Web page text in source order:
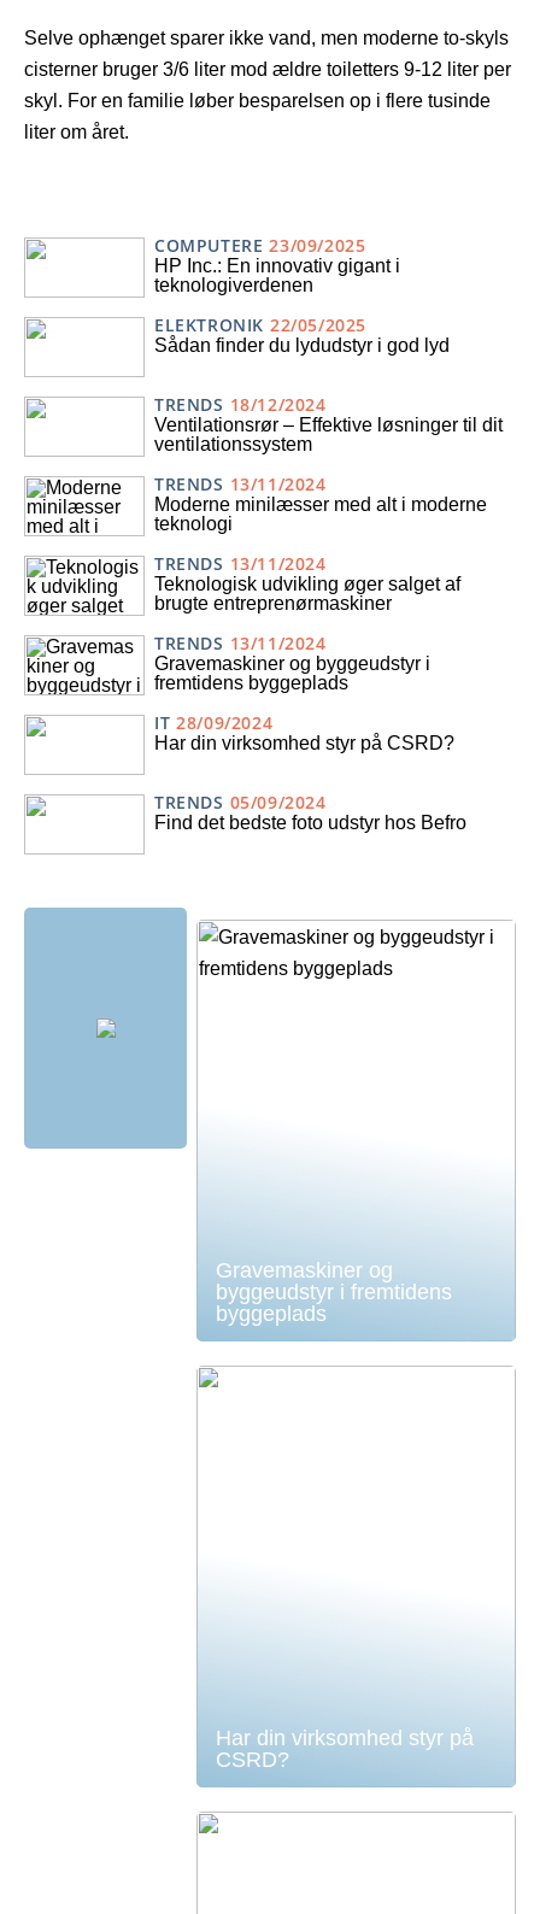
Selve ophænget sparer ikke vand, men moderne to-skyls
cisterner bruger 3/6 liter mod ældre toiletters 9-12 liter per
skyl. For en familie løber besparelsen op i flere tusinde
liter om året.
COMPUTERE 23/09/2025
HP Inc.: En innovativ gigant i
teknologiverdenen
ELEKTRONIK 22/05/2025
Sådan finder du lydudstyr i god lyd
TRENDS 18/12/2024
Ventilationsrør – Effektive løsninger til dit
ventilationssystem
TRENDS 13/11/2024
Moderne minilæsser med alt i moderne
teknologi
TRENDS 13/11/2024
Teknologisk udvikling øger salget af
brugte entreprenørmaskiner
TRENDS 13/11/2024
Gravemaskiner og byggeudstyr i
fremtidens byggeplads
IT 28/09/2024
Har din virksomhed styr på CSRD?
TRENDS 05/09/2024
Find det bedste foto udstyr hos Befro
Gravemaskiner og
byggeudstyr i fremtidens
byggeplads
Har din virksomhed styr på
CSRD?